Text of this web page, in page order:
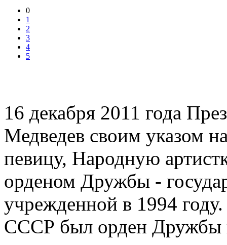
0
1
2
3
4
5
16 декабря 2011 года
Медведев своим указом
певицу, Народную
орденом Дружбы -
учрежденной в 1994
СССР был орден Дружбы